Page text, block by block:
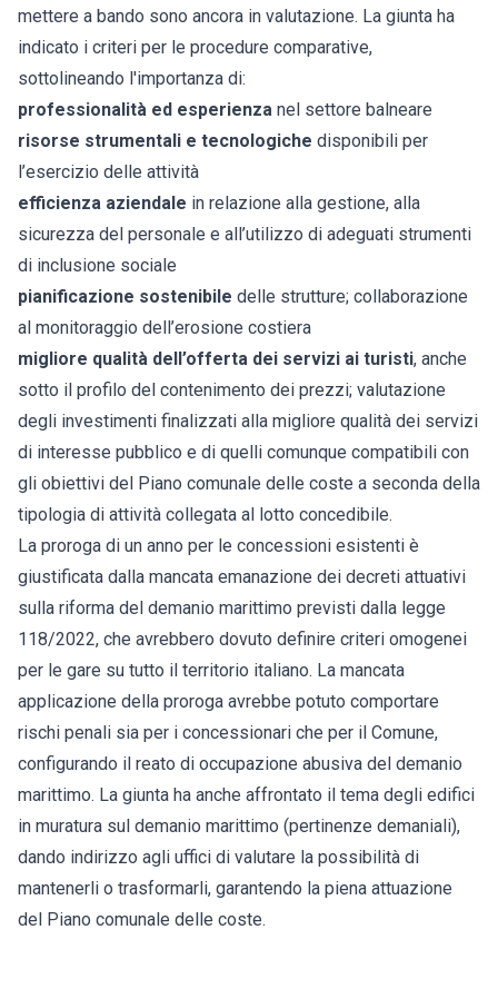
mettere a bando sono ancora in valutazione. La giunta ha
indicato i criteri per le procedure comparative,
sottolineando l'importanza di:
professionalità ed esperienza nel settore balneare
risorse strumentali e tecnologiche disponibili per
l’esercizio delle attività
efficienza aziendale in relazione alla gestione, alla
sicurezza del personale e all’utilizzo di adeguati strumenti
di inclusione sociale
pianificazione sostenibile delle strutture; collaborazione
al monitoraggio dell’erosione costiera
migliore qualità dell’offerta dei servizi ai turisti, anche
sotto il profilo del contenimento dei prezzi; valutazione
degli investimenti finalizzati alla migliore qualità dei servizi
di interesse pubblico e di quelli comunque compatibili con
gli obiettivi del Piano comunale delle coste a seconda della
tipologia di attività collegata al lotto concedibile.
La proroga di un anno per le concessioni esistenti è
giustificata dalla mancata emanazione dei decreti attuativi
sulla riforma del demanio marittimo previsti dalla legge
118/2022, che avrebbero dovuto definire criteri omogenei
per le gare su tutto il territorio italiano. La mancata
applicazione della proroga avrebbe potuto comportare
rischi penali sia per i concessionari che per il Comune,
configurando il reato di occupazione abusiva del demanio
marittimo. La giunta ha anche affrontato il tema degli edifici
in muratura sul demanio marittimo (pertinenze demaniali),
dando indirizzo agli uffici di valutare la possibilità di
mantenerli o trasformarli, garantendo la piena attuazione
del Piano comunale delle coste.